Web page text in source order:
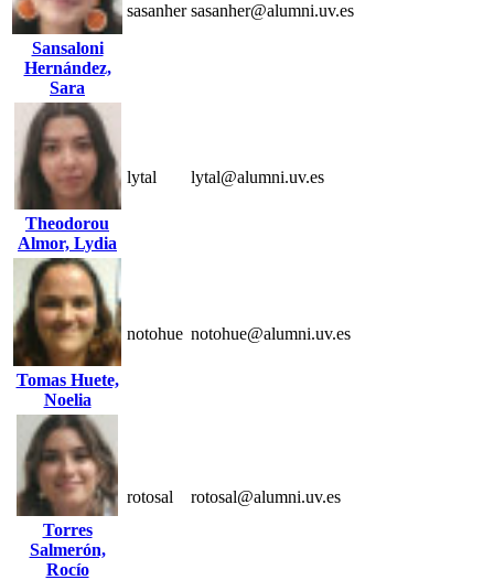
Sansaloni
Hernández,
Sara
sasanher sasanher@alumni.uv.es
Theodorou
Almor, Lydia
lytal lytal@alumni.uv.es
Tomas Huete,
Noelia
notohue notohue@alumni.uv.es
Torres
Salmerón,
Rocío
rotosal rotosal@alumni.uv.es